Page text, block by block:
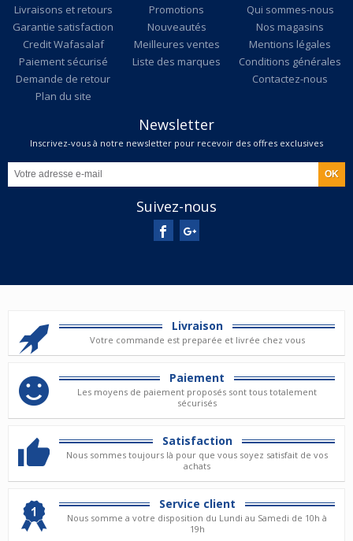
Livraisons et retours
Garantie satisfaction
Credit Wafasalaf
Paiement sécurisé
Demande de retour
Plan du site
Promotions
Nouveautés
Meilleures ventes
Liste des marques
Qui sommes-nous
Nos magasins
Mentions légales
Conditions générales
Contactez-nous
Newsletter
Inscrivez-vous à notre newsletter pour recevoir des offres exclusives
Suivez-nous
Livraison
Votre commande est preparée et livrée chez vous
Paiement
Les moyens de paiement proposés sont tous totalement
sécurisés
Satisfaction
Nous sommes toujours là pour que vous soyez satisfait de vos
achats
Service client
Nous somme a votre disposition du Lundi au Samedi de 10h à
19h